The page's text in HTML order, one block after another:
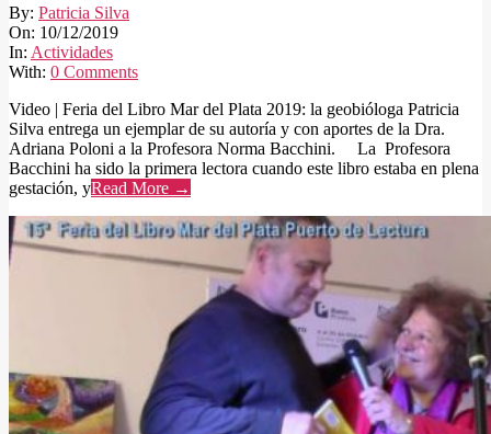
2019-
12-
10
By: Patricia Silva
On: 10/12/2019
In: Actividades
With: 0 Comments
Video | Feria del Libro Mar del Plata 2019: la geobióloga Patricia
Silva entrega un ejemplar de su autoría y con aportes de la Dra.
Adriana Poloni a la Profesora Norma Bacchini. La Profesora
Bacchini ha sido la primera lectora cuando este libro estaba en plena
gestación, yRead More →